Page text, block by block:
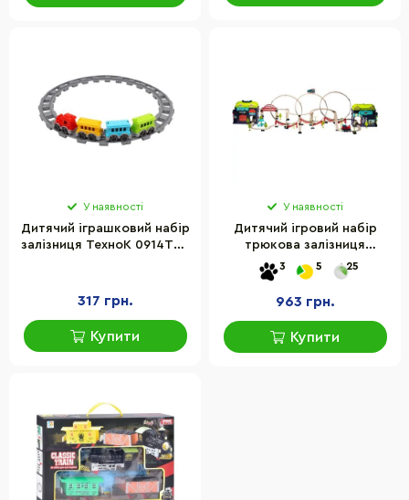
У наявності
Дитячий іграшковий набір
залізниця ТехноК 0914TXK
317 грн.
Купити
У наявності
Дитячий ігровий набір
трюкова залізниця
"Хоробрий паровозик"
OTAMANKO 89960, 137
деталей
3 5 25
963 грн.
Купити